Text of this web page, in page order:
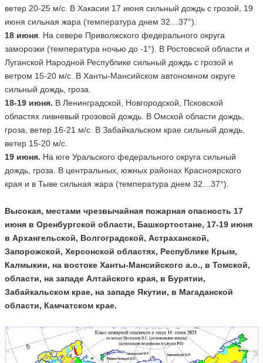
ветер 20-25 м/с. В Хакасии 17 июня сильный дождь с грозой, 19
июня сильная жара (температура днем 32…37°).
18 июня. На севере Приволжского федерального округа
заморозки (температура ночью до -1°). В Ростовской области и
Луганской Народной Республике сильный дождь с грозой и
ветром 15-20 м/с. В Ханты-Мансийском автономном округе
сильный дождь, гроза.
18-19 июня. В Ленинградской, Новгородской, Псковской
областях ливневый грозовой дождь. В Омской области дождь,
гроза, ветер 16-21 м/с. В Забайкальском крае сильный дождь,
ветер 15-20 м/с.
19 июня. На юге Уральского федерального округа сильный
дождь, гроза. В центральных, южных районах Красноярского
края и в Тыве сильная жара (температура днем 32…37°).
Высокая, местами чрезвычайная пожарная опасность 17
июня в Оренбургской области, Башкортостане, 17-19 июня
в Архангельской, Волгоградской, Астраханской,
Запорожской, Херсонской областях, Республике Крым,
Калмыкии, на востоке Ханты-Мансийского а.о., в Томской,
области, на западе Алтайского края, в Бурятии,
Забайкальском крае, на западе Якутии, в Магаданской
области, Камчатском крае.